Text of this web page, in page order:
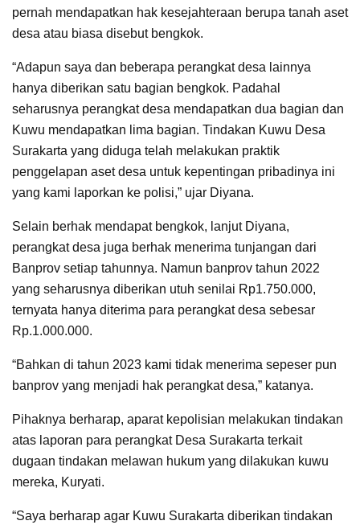
pernah mendapatkan hak kesejahteraan berupa tanah aset
desa atau biasa disebut bengkok.
“Adapun saya dan beberapa perangkat desa lainnya
hanya diberikan satu bagian bengkok. Padahal
seharusnya perangkat desa mendapatkan dua bagian dan
Kuwu mendapatkan lima bagian. Tindakan Kuwu Desa
Surakarta yang diduga telah melakukan praktik
penggelapan aset desa untuk kepentingan pribadinya ini
yang kami laporkan ke polisi,” ujar Diyana.
Selain berhak mendapat bengkok, lanjut Diyana,
perangkat desa juga berhak menerima tunjangan dari
Banprov setiap tahunnya. Namun banprov tahun 2022
yang seharusnya diberikan utuh senilai Rp1.750.000,
ternyata hanya diterima para perangkat desa sebesar
Rp.1.000.000.
“Bahkan di tahun 2023 kami tidak menerima sepeser pun
banprov yang menjadi hak perangkat desa,” katanya.
Pihaknya berharap, aparat kepolisian melakukan tindakan
atas laporan para perangkat Desa Surakarta terkait
dugaan tindakan melawan hukum yang dilakukan kuwu
mereka, Kuryati.
“Saya berharap agar Kuwu Surakarta diberikan tindakan